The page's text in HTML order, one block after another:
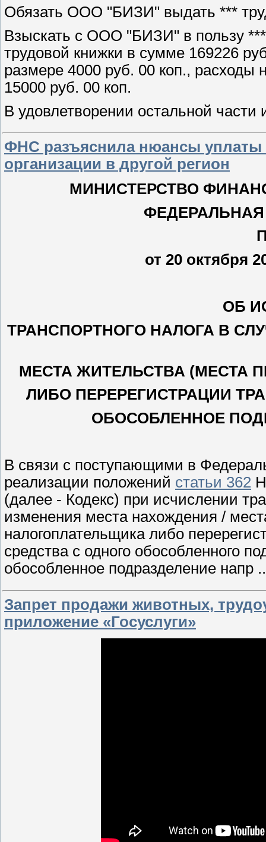
Обязать ООО "БИЗИ" выдать ***
Взыскать с ООО "БИЗИ" в пользу
трудовой книжки в сумме 169226
размере 4000 руб. 00 коп., расходы
15000 руб. 00 коп.
В удовлетворении остальной части
ФНС разъяснила нюансы уплаты
организации в другой регион
МИНИСТЕРСТВО
от 20 октября
ОБ
ТРАНСПОРТНОГО НАЛОГА В
МЕСТА ЖИТЕЛЬСТВА (МЕСТА
ЛИБО ПЕРЕРЕГИСТРАЦИИ
ОБОСОБЛЕННОЕ
В связи с поступающими в
реализации положений статьи 362
(далее - Кодекс) при исчислении
изменения места нахождения /
налогоплательщика либо
средства с одного обособленного
обособленное подразделение напр
Запрет продажи животных,
приложение «Госуслуги»